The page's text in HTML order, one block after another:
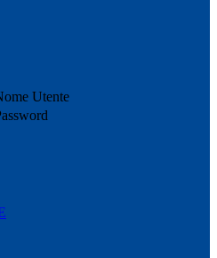
Utente